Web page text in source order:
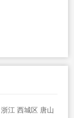
浙江 西城区 唐山